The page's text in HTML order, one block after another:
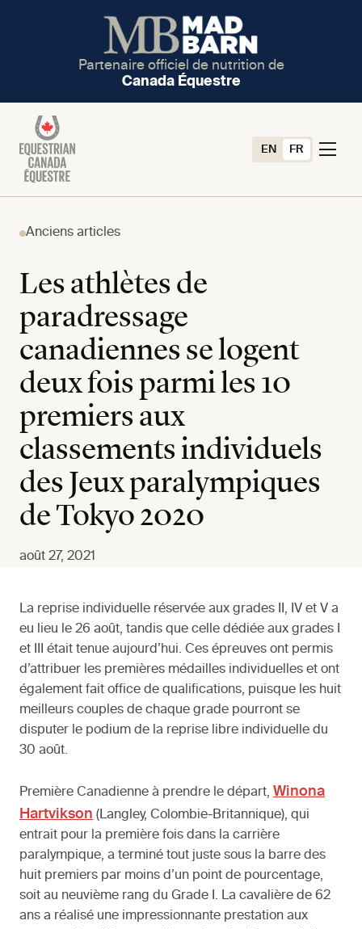
Partenaire officiel de nutrition de
Canada Équestre
EN FR
Anciens articles
Les athlètes de
paradressage
canadiennes se logent
deux fois parmi les 10
premiers aux
classements individuels
des Jeux paralympiques
de Tokyo 2020
août 27, 2021
La reprise individuelle réservée aux grades II, IV et V a
eu lieu le 26 août, tandis que celle dédiée aux grades I
et III était tenue aujourd’hui. Ces épreuves ont permis
d’attribuer les premières médailles individuelles et ont
également fait office de qualifications, puisque les huit
meilleurs couples de chaque grade pourront se
disputer le podium de la reprise libre individuelle du
30 août.
Première Canadienne à prendre le départ, Winona
Hartvikson (Langley, Colombie-Britannique), qui
entrait pour la première fois dans la carrière
paralympique, a terminé tout juste sous la barre des
huit premiers par moins d’un point de pourcentage,
soit au neuvième rang du Grade I. La cavalière de 62
ans a réalisé une impressionnante prestation aux